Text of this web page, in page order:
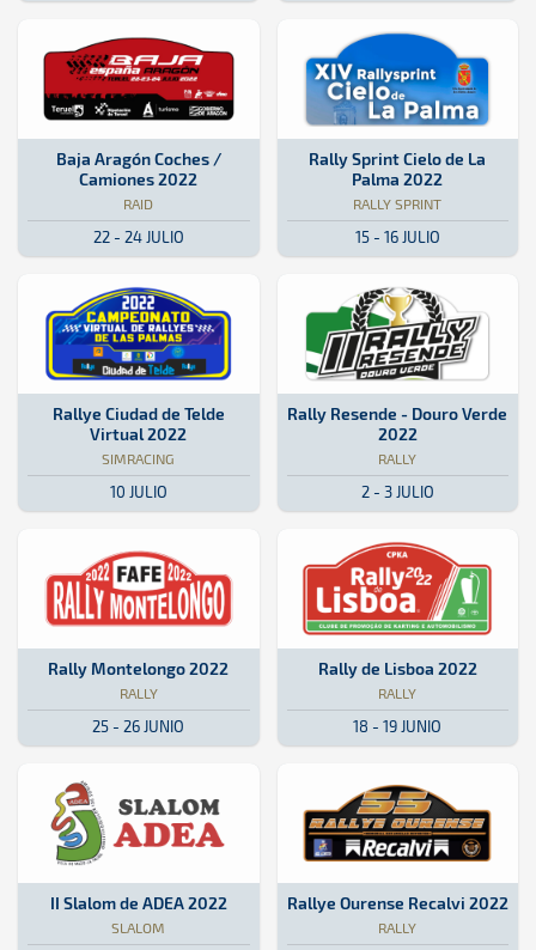
Baja Aragón Coches /
Camiones 2022
RAID
22 - 24 JULIO
Raid · Baja Aragón Coches / Camiones 2022: Aquí podrás
AragónAragón
Rally Sprint Cielo de La
Palma 2022
RALLY SPRINT
15 - 16 JULIO
Rally Sprint · Rally Sprint
Isla de La PalmaIsla de La Palma
Rallye Ciudad de Telde
Virtual 2022
SIMRACING
10 JULIO
SimRacing · Rallye Ciudad de Telde Virtual 2022: Aquí podrás
Online Online
Rally Resende - Douro Verde
2022
RALLY
2 - 3 JULIO
Rally · Rally Resende - Douro
PortugalPortugal
Rally Montelongo 2022
RALLY
25 - 26 JUNIO
Rally · Rally Montelongo 2022: Aquí podrás encontrar toda la
Portugal Portugal Rally de Lisboa 2022
RALLY
18 - 19 JUNIO
Rally · Rally de Lisboa 2022:
Lisboa, PortugalLisboa, Portugal
II Slalom de ADEA 2022
SLALOM
Slalom · II Slalom de ADEA 2022: Aquí podrás encontrar toda la
Isla de La Palma Isla de La Palma Rallye Ourense Recalvi 2022
RALLY
Rally · Rallye Ourense Recalvi
OurenseOurense